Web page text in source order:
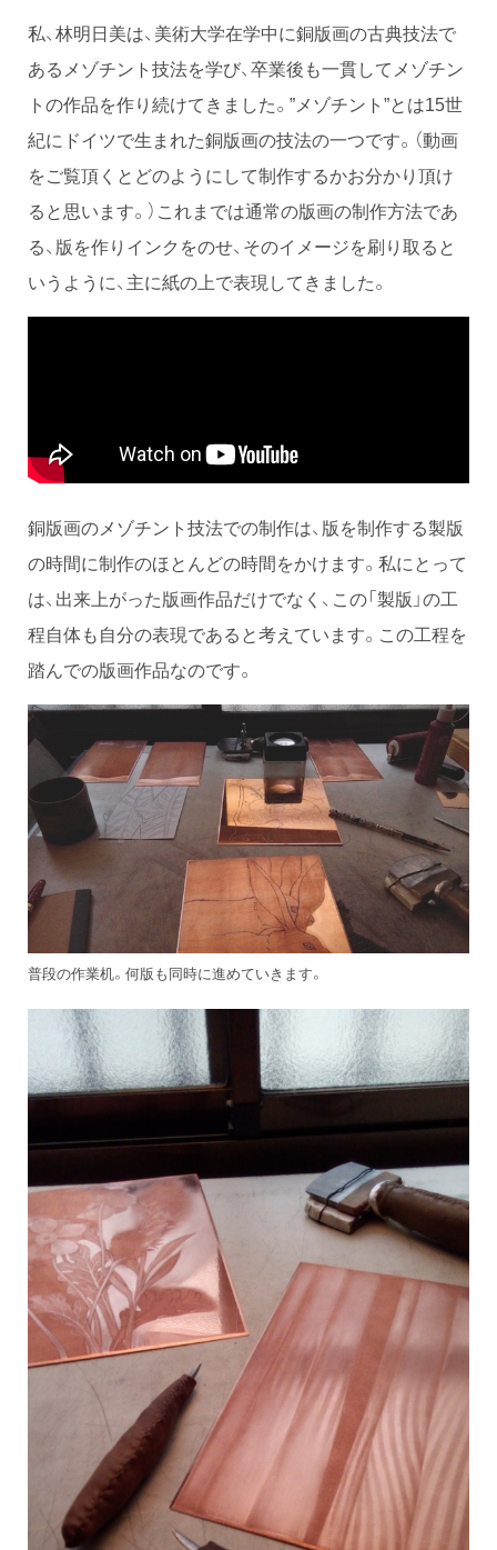
私、林明日美は、美術大学在学中に銅版画の古典技法で
あるメゾチント技法を学び、卒業後も一貫してメゾチン
トの作品を作り続けてきました。”メゾチント”とは15世
紀にドイツで生まれた銅版画の技法の一つです。（動画
をご覧頂くとどのようにして制作するかお分かり頂け
ると思います。）これまでは通常の版画の制作方法であ
る、版を作りインクをのせ、そのイメージを刷り取ると
いうように、主に紙の上で表現してきました。
銅版画のメゾチント技法での制作は、版を制作する製版
の時間に制作のほとんどの時間をかけます。私にとって
は、出来上がった版画作品だけでなく、この「製版」の工
程自体も自分の表現であると考えています。この工程を
踏んでの版画作品なのです。
普段の作業机。何版も同時に進めていきます。